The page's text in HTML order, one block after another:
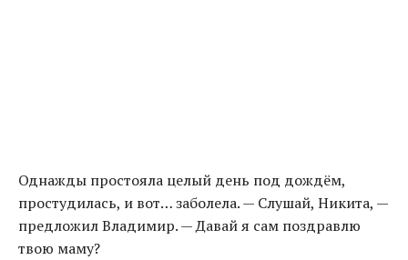
Однажды простояла целый день под дождём,
простудилась, и вот… заболела. — Слушай, Никита, —
предложил Владимир. — Давай я сам поздравлю
твою маму?